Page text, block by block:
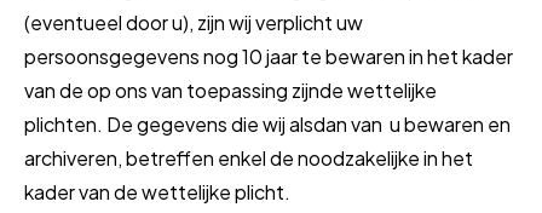
(eventueel door u), zijn wij verplicht uw
persoonsgegevens nog 10 jaar te bewaren in het kader
van de op ons van toepassing zijnde wettelijke
plichten. De gegevens die wij alsdan van u bewaren en
archiveren, betreffen enkel de noodzakelijke in het
kader van de wettelijke plicht.